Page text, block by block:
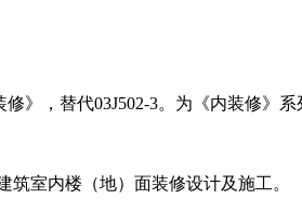
，替代03J502-3。为《内装修》
室内楼（地）面装修设计及施工。